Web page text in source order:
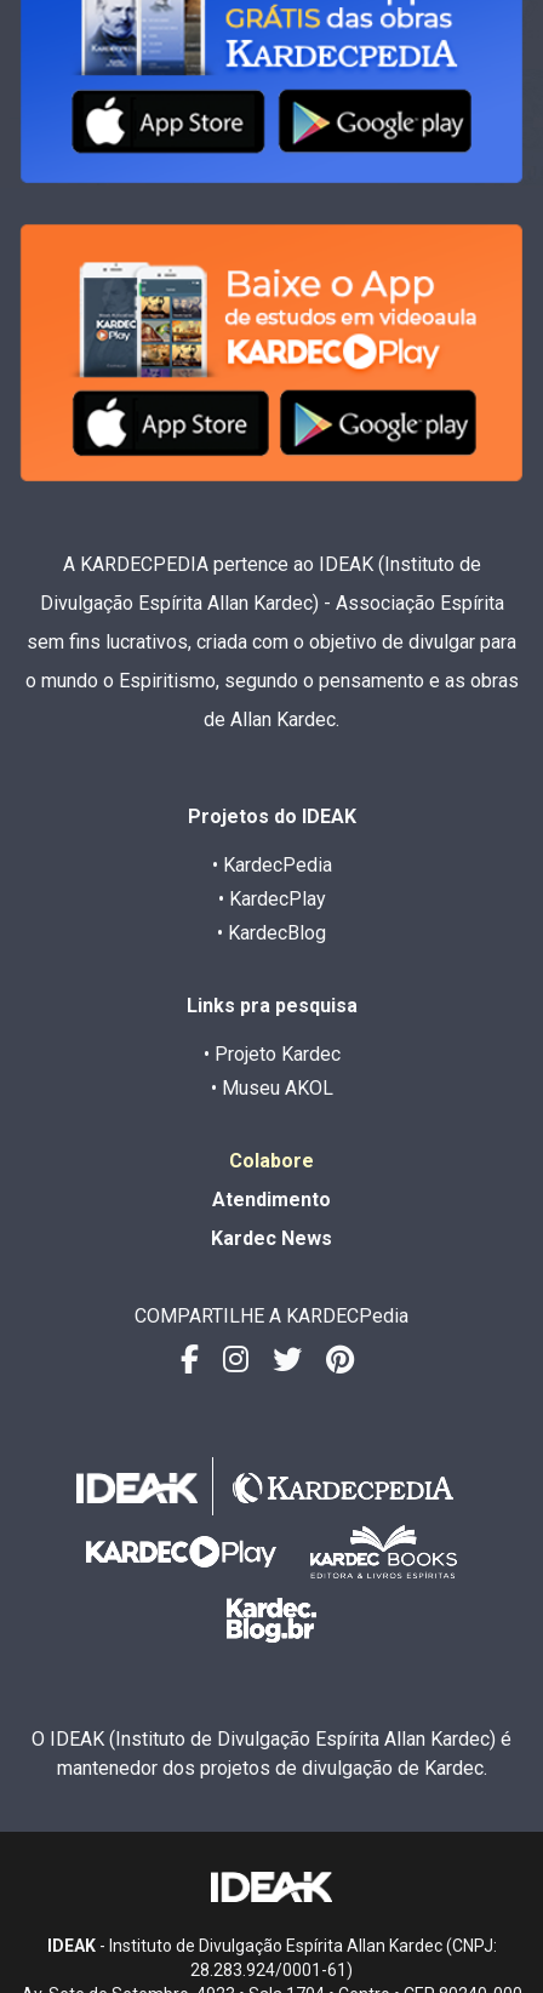
A KARDECPEDIA pertence ao IDEAK (Instituto de
Divulgação Espírita Allan Kardec) - Associação Espírita
sem fins lucrativos, criada com o objetivo de divulgar para
o mundo o Espiritismo, segundo o pensamento e as obras
de Allan Kardec.
Projetos do IDEAK
• KardecPedia
• KardecPlay
• KardecBlog
Links pra pesquisa
• Projeto Kardec
• Museu AKOL
Colabore
Atendimento
Kardec News
COMPARTILHE A KARDECPedia
O IDEAK (Instituto de Divulgação Espírita Allan Kardec) é
mantenedor dos projetos de divulgação de Kardec.
IDEAK- Instituto de Divulgação Espírita Allan Kardec (CNPJ:
28.283.924/0001-61)